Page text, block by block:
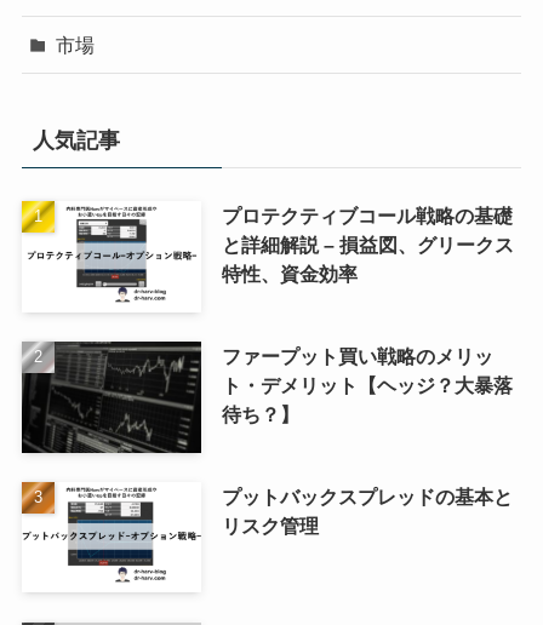
市場
人気記事
プロテクティブコール戦略の基礎
と詳細解説 – 損益図、グリークス
特性、資金効率
ファープット買い戦略のメリッ
ト・デメリット【ヘッジ？大暴落
待ち？】
プットバックスプレッドの基本と
リスク管理